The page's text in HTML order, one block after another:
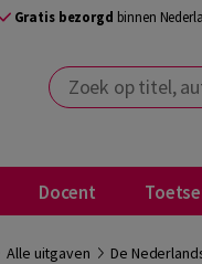
Gratis bezorgd binnen
Zoek op titel,
Docent
Alle uitgaven De